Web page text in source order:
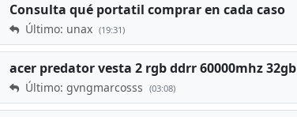
Consulta qué portatil comprar en cada caso
Último: unax (19:31)
acer predator vesta 2 rgb ddrr 60000mhz
Último: gvngmarcosss (03:08)